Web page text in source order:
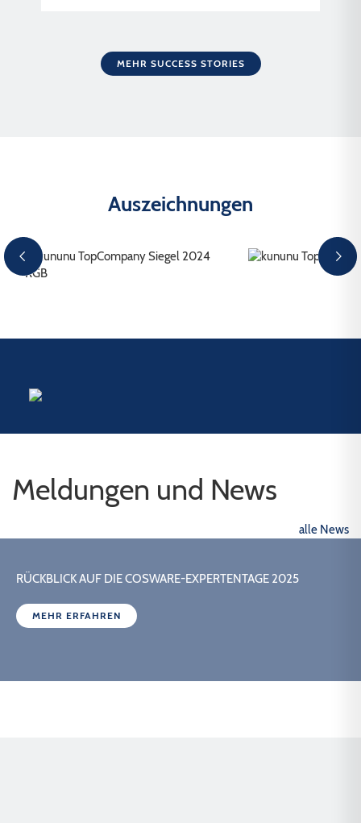
MEHR SUCCESS STORIES
Auszeichnungen
Meldungen und News
alle News
RÜCKBLICK AUF DIE COSWARE-EXPERTENTAGE 2025
MEHR ERFAHREN